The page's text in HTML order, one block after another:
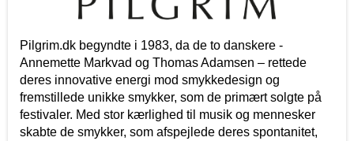
Pilgrim.dk begyndte i 1983, da de to danskere -
Annemette Markvad og Thomas Adamsen – rettede
deres innovative energi mod smykkedesign og
fremstillede unikke smykker, som de primært solgte på
festivaler. Med stor kærlighed til musik og mennesker
skabte de smykker, som afspejlede deres spontanitet,